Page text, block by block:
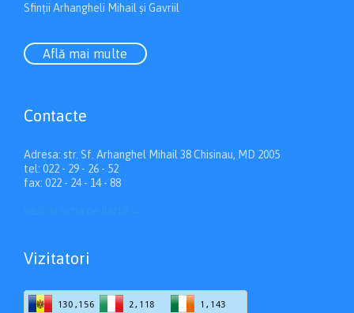
Sfinții Arhangheli Mihail și Gavriil
Află mai multe
Contacte
Adresa: str. Sf. Arhanghel Mihail 38 Chisinau, MD 2005
tel: 022 - 29 - 26 - 52
fax: 022 - 24 - 14 - 88
Vizitatori